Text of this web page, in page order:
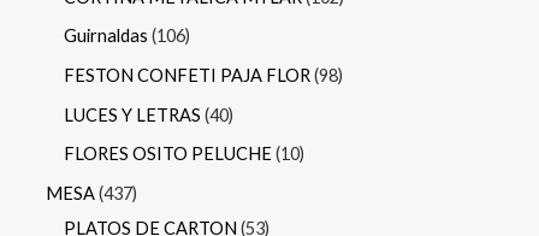
Guirnaldas 106
FESTON CONFETI PAJA FLOR 98
LUCES Y LETRAS 40
FLORES OSITO PELUCHE 10
MESA 437
PLATOS DE CARTON 53